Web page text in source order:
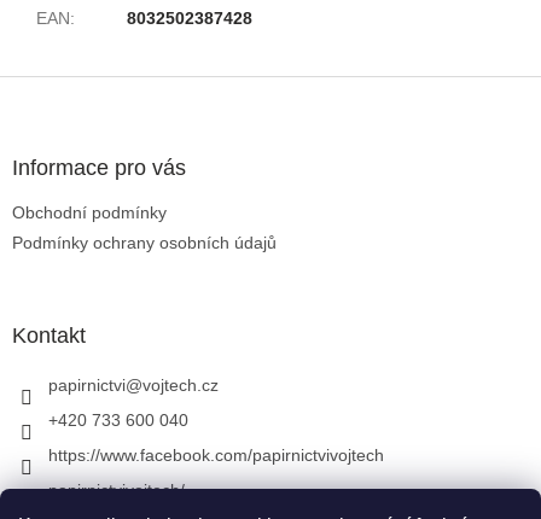
EAN: 8032502387428
Informace pro vás
Obchodní podmínky
Podmínky ochrany osobních údajů
Kontakt
papirnictvi@vojtech.cz
+420 733 600 040
https://www.facebook.com/papirnictvivojtech
papirnictvivojtech/